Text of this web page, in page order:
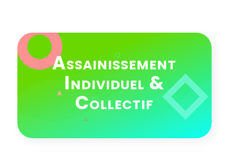
Assainissement
Individuel &
Collectif